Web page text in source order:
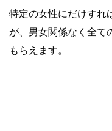
特定の女性にだけすれ
が、男女関係なく全て
もらえます。